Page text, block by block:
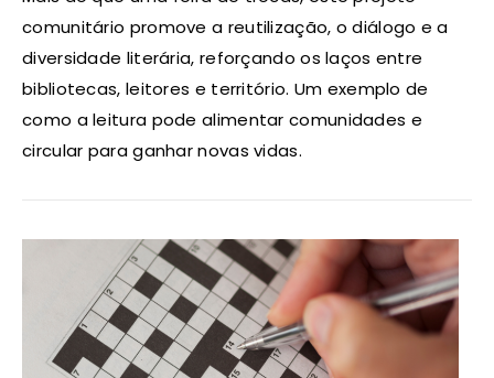
comunitário promove a reutilização, o diálogo e a
diversidade literária, reforçando os laços entre
bibliotecas, leitores e território. Um exemplo de
como a leitura pode alimentar comunidades e
circular para ganhar novas vidas.